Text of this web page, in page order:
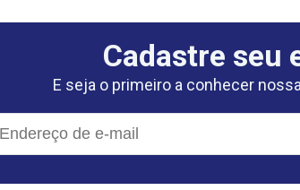
Cadastre seu
E seja o primeiro a conhecer